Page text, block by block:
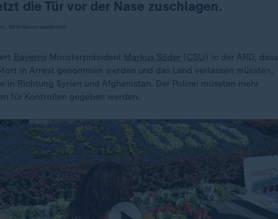
die Tür vor der Nase zuschlagen.
Bayerns Ministerpräsident Markus Söder (CSU) in der ARD, dass
in Arrest genommen werden und das Land verlassen müssten,
in Richtung Syrien und Afghanistan. Der Polizei müssten mehr
für Kontrollen gegeben werden.